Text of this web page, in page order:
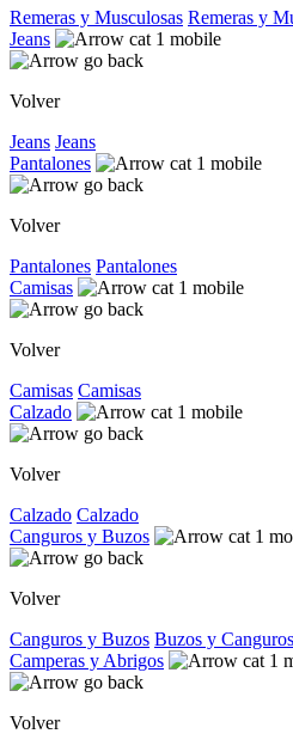
Remeras y Musculosas Remeras y
Jeans
Volver
Jeans Jeans
Pantalones
Volver
Pantalones Pantalones
Camisas
Volver
Camisas Camisas
Calzado
Volver
Calzado Calzado
Canguros y Buzos
Volver
Canguros y Buzos Buzos y Canguros
Camperas y Abrigos
Volver